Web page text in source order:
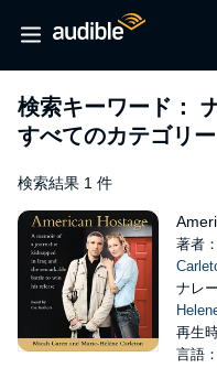
検索キーワード：
すべてのカテゴリー
検索結果 1 件
著者：
ナレ
再生
言語